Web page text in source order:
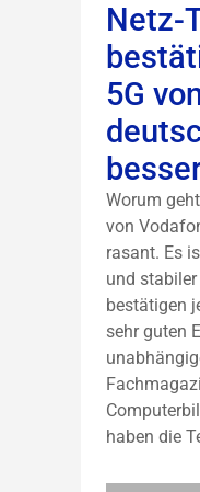
Netz-
5G
Worum
von
rasant. Es
und
bestätigen
sehr guten
haben die